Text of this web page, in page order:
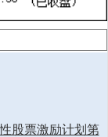
股票激励计划第